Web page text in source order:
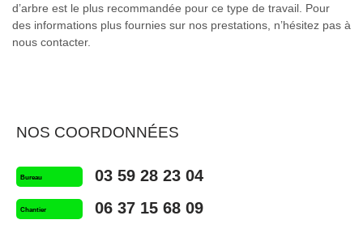
d’arbre est le plus recommandée pour ce type de travail. Pour
des informations plus fournies sur nos prestations, n’hésitez pas à
nous contacter.
NOS COORDONNÉES
Bureau 03 59 28 23 04
Chantier 06 37 15 68 09